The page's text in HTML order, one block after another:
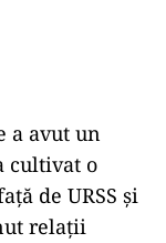
a avut un
cultivat o
de URSS și
relații